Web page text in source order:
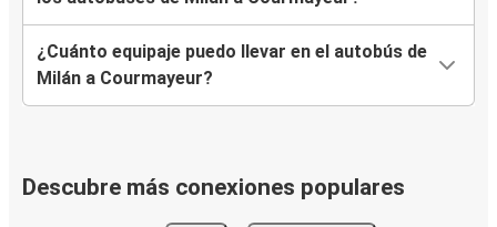
¿Cuánto equipaje puedo llevar en el autobús de
Milán a Courmayeur?
Descubre más conexiones populares